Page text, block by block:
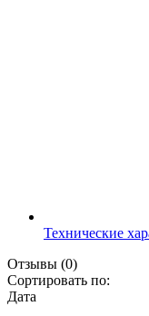
Технические
Отзывы (0)
Сортировать по:
Дата